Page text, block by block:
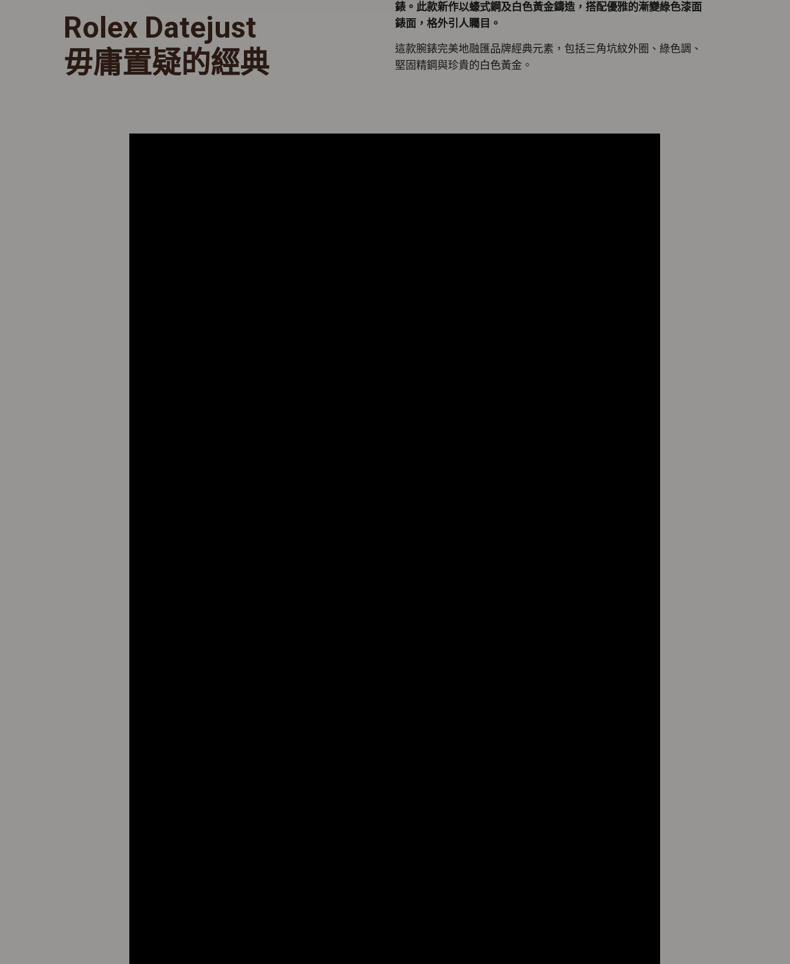
Rolex Datejust
毋庸置疑的經典
錶。此款新作以蠔式鋼及白色黃金鑄造，搭配優雅的漸變綠色漆面
錶面，格外引人矚目。
這款腕錶完美地融匯品牌經典元素，包括三角坑紋外圈、綠色調、
堅固精鋼與珍貴的白色黃金。